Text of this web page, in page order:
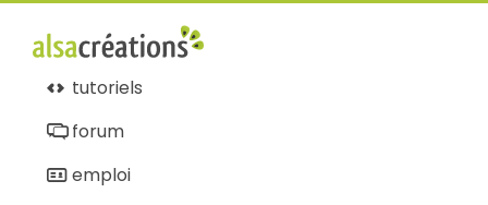
tutoriels
forum
emploi